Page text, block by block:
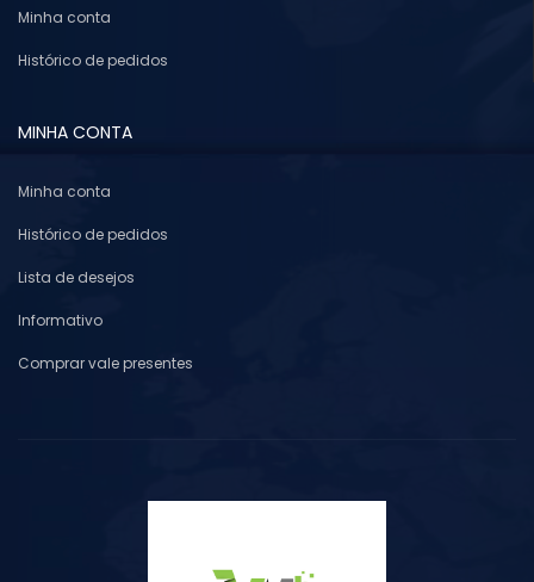
Minha conta
Histórico de pedidos
MINHA CONTA
Minha conta
Histórico de pedidos
Lista de desejos
Informativo
Comprar vale presentes